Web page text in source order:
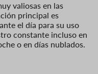
valiosas en las
principal es
el día para su uso
constante incluso en
o en días nublados.